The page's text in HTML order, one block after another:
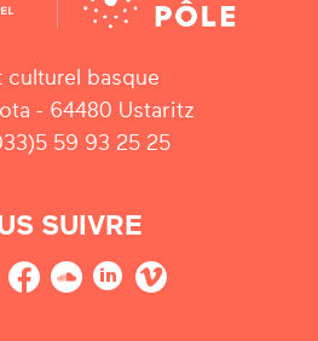
culturel basque
- 64480 Ustaritz
59 93 25 25
SUIVRE